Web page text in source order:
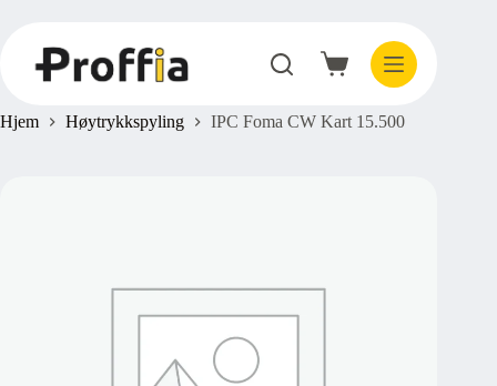
innholdet
Handlekurv
Hjem Høytrykkspyling IPC Foma CW Kart 15.500